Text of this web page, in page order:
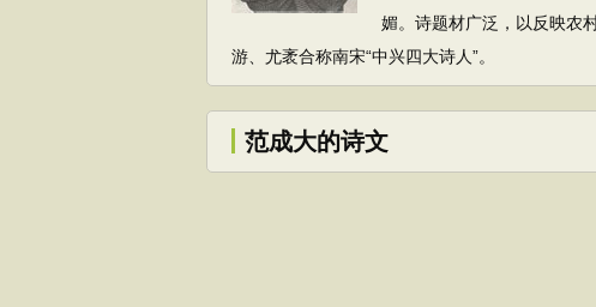
媚。诗题材广泛，以反映农
游、尤袤合称南宋“中兴四大诗人”。
范成大的诗文